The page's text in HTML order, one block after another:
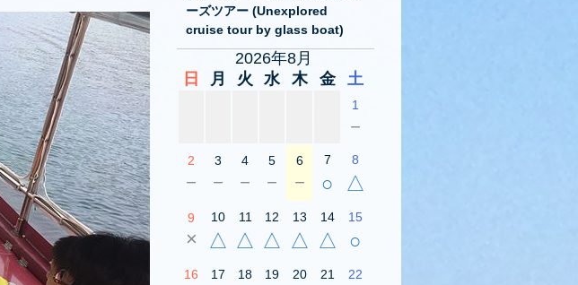
ーズツアー (Unexplored
cruise tour by glass boat)
2026年8月
日
月 火 水 木 金 土
1
－
2
－
3
－
4
－
5
－
6
－
7
○
8
△
9
×
10
△
11
△
12
△
13
△
14
△
15
○
16 17 18 19 20 21 22